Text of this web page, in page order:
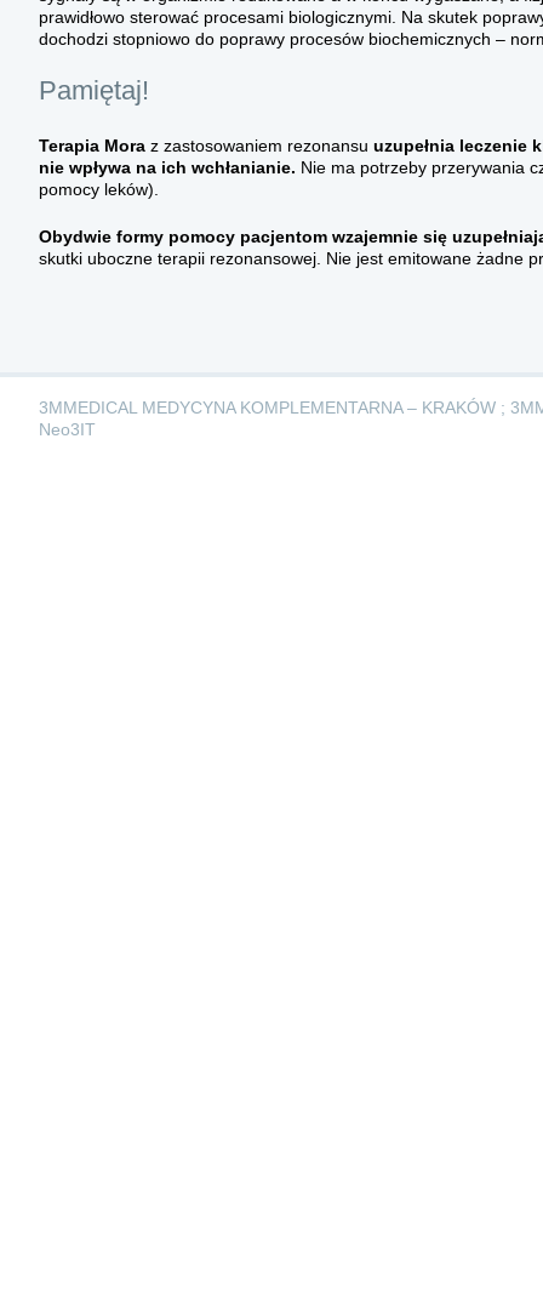
prawidłowo sterować procesami biologicznymi. Na skutek
dochodzi stopniowo do poprawy procesów biochemicznych –
Pamiętaj!
Terapia Mora z zastosowaniem rezonansu uzupełnia leczenie
nie wpływa na ich wchłanianie. Nie ma potrzeby przerywania
pomocy leków).
Obydwie formy pomocy pacjentom wzajemnie się
skutki uboczne terapii rezonansowej. Nie jest emitowane żadne
3MMEDICAL MEDYCYNA KOMPLEMENTARNA – KRAKÓW ;
Neo3IT